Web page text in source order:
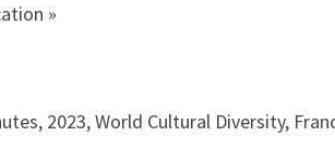
»
2023, World Cultural Diversity,